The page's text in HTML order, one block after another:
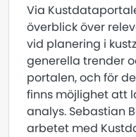
Via
överblick över
vid planering i
generella trender
portalen, och för
finns möjlighet att
analys. Sebastian
arbetet med